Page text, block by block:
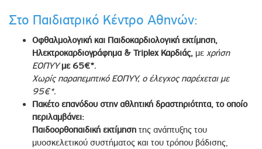
Στο Παιδιατρικό Κέντρο Αθηνών:
Οφθαλμολογική και Παιδοκαρδιολογική εκτίμηση,
Ηλεκτροκαρδιογράφημα & Triplex Καρδιάς, με χρήση
ΕΟΠΥΥ με 65€*.
Χωρίς παραπεμπτικό ΕΟΠΥΥ, ο έλεγχος παρέχεται με
95€*.
Πακέτο επανόδου στην αθλητική δραστηριότητα, το οποίο
περιλαμβάνει:
Παιδοορθοπαιδική εκτίμηση της ανάπτυξης του
μυοσκελετικού συστήματος και του τρόπου βάδισης,